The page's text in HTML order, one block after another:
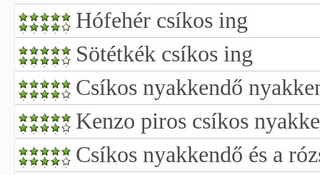
Hófehér csíkos ing
Sötétkék csíkos ing
Csíkos nyakkendő
Kenzo piros csíkos
Csíkos nyakkendő és a